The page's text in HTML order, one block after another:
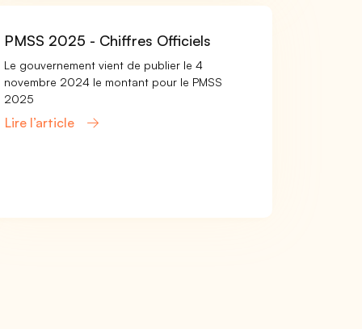
PMSS 2025 - Chiffres Officiels
Le gouvernement vient de publier le 4
novembre 2024 le montant pour le PMSS
2025
Lire l’article